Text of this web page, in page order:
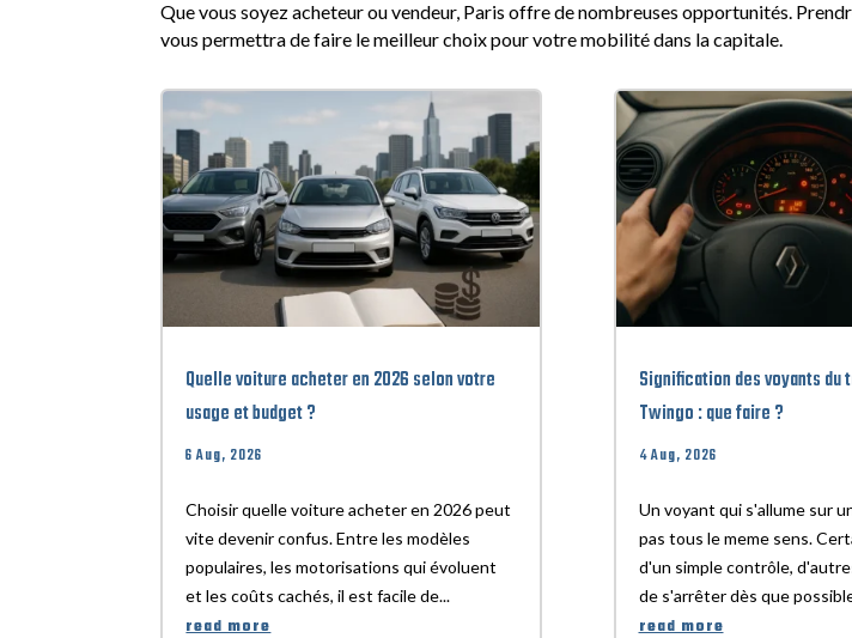
Que vous soyez acheteur ou vendeur, Paris offre de nombreuses opportunités.
vous permettra de faire le meilleur choix pour votre mobilité dans la capitale.
Quelle voiture acheter en 2026 selon votre
usage et budget ?
6 Aug, 2026
Choisir quelle voiture acheter en 2026 peut
vite devenir confus. Entre les modèles
populaires, les motorisations qui évoluent
et les coûts cachés, il est facile de...
read more
Signification des voyants du
Twingo : que faire ?
4 Aug, 2026
Un voyant qui s'allume sur
pas tous le meme sens.
d'un simple contrôle,
de s'arrêter dès que
read more